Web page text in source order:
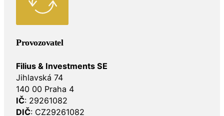
Provozovatel
Filius & Investments SE
Jihlavská 74
140 00 Praha 4
IČ: 29261082
DIČ: CZ29261082